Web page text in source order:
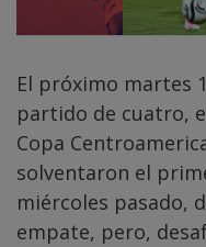
El próximo martes
partido de cuatro,
Copa
solventaron el
miércoles pasado,
empate, pero,